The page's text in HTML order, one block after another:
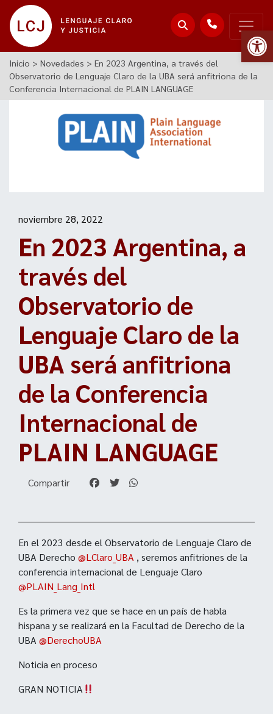
Inicio > Novedades > En 2023 Argentina, a través del
Observatorio de Lenguaje Claro de la UBA será anfitriona de la
Conferencia Internacional de PLAIN LANGUAGE
noviembre 28, 2022
En 2023 Argentina, a
través del
Observatorio de
Lenguaje Claro de la
UBA será anfitriona
de la Conferencia
Internacional de
PLAIN LANGUAGE
Compartir
En el 2023 desde el Observatorio de Lenguaje Claro de
UBA Derecho @LClaro_UBA , seremos anfitriones de la
conferencia internacional de Lenguaje Claro
@PLAIN_Lang_Intl
Es la primera vez que se hace en un país de habla
hispana y se realizará en la Facultad de Derecho de la
UBA @DerechoUBA
Noticia en proceso
GRAN NOTICIA